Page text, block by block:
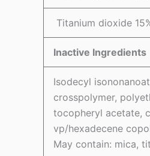
Titanium dioxide
Inactive Ingredients
Isodecyl
crosspolymer,
tocopheryl acetate,
vp/hexadecene
May contain: mica,